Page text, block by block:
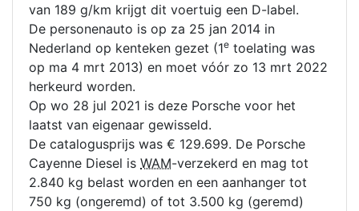
van 189 g/km krijgt dit voertuig een D-label.
De personenauto is op za 25 jan 2014 in
Nederland op kenteken gezet (1e toelating was
op ma 4 mrt 2013) en moet vóór zo 13 mrt 2022
herkeurd worden.
Op wo 28 jul 2021 is deze Porsche voor het
laatst van eigenaar gewisseld.
De catalogusprijs was € 129.699. De Porsche
Cayenne Diesel is WAM-verzekerd en mag tot
2.840 kg belast worden en een aanhanger tot
750 kg (ongeremd) of tot 3.500 kg (geremd)